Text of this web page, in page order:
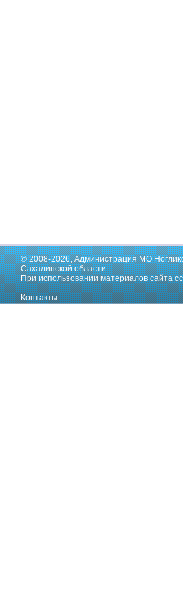
© 2008-2026,Администрация МО
Сахалинской области
При использовании материалов сайта
Контакты